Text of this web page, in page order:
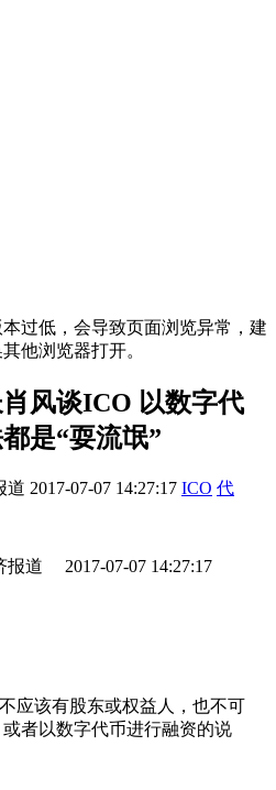
过低，会导致页面浏览异常，建
他浏览器打开。
风谈ICO 以数字代
是“耍流氓”
道 2017-07-07 14:27:17 ICO 代
道 2017-07-07 14:27:17
应该有股东或权益人，也不可
者以数字代币进行融资的说